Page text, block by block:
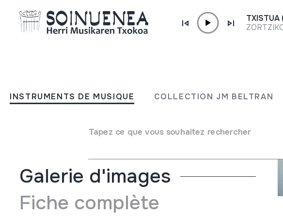
INSTRUMENTS DE MUSIQUE COLLECTION JM BELTRAN
Tapez ce que vous souhaitez rechercher
Grande Polonaise; Chopin; E Flat,
Chopin, Frédéric
Galerie d'images
Fiche complète